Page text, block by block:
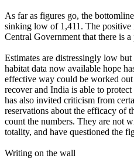
As far as figures go, the
sinking low of 1,411. The positive
Central Government that there is a
Estimates are distressingly low
habitat data now available hope
effective way could be worked
recover and India is able to
has also invited criticism from
reservations about the efficacy of
count the numbers. They are not
totality, and have questioned the
Writing on the wall